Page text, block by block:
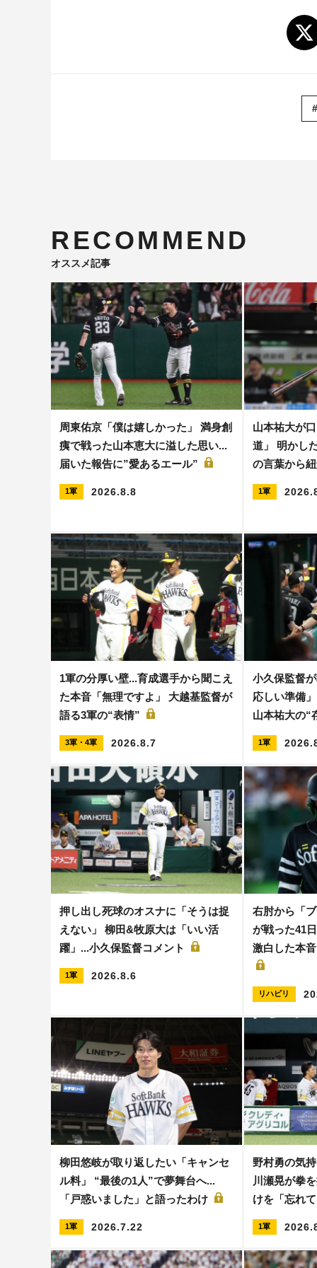
RECOMMEND
オススメ記事
周東佑京「僕は嬉しかった」 満身創
痍で戦った山本恵大に溢した思い...
届いた報告に”愛あるエール”
1軍 2026.8.8
山本祐大が
道」 明かし
の言葉から
1軍
1軍の分厚い壁...育成選手から聞こえ
た本音「無理ですよ」 大越基監督が
語る3軍の“表情”
3軍・4軍 2026.8.7
小久保監督
応しい準備
山本祐大の“
1軍
押し出し死球のオスナに「そうは捉
えない」 柳田&牧原大は「いい活
躍」...小久保監督コメント
1軍 2026.8.6
右肘から「
が戦った41
激白した本
リハビリ
柳田悠岐が取り返したい「キャンセ
ル料」 “最後の1人”で夢舞台へ...
「戸惑いました」と語ったわけ
1軍 2026.7.22
野村勇の気
川瀬晃が拳
けを「忘れ
1軍